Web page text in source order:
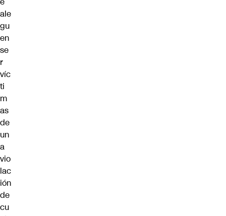
ale
gu
en
se
r
víc
ti
m
as
de
un
a
vio
lac
ión
de
cu